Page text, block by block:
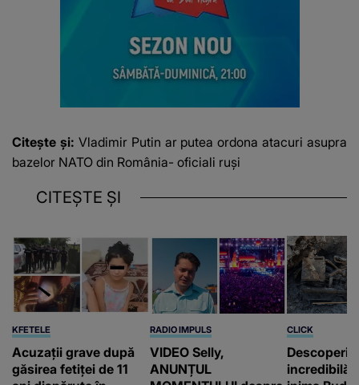
Citește și: Vladimir Putin ar putea ordona atacuri asupra
bazelor NATO din România- oficiali ruși
CITEȘTE ȘI
KFETELE
Acuzații grave după
găsirea fetiței de 11
RADIO IMPULS
VIDEO Selly,
ANUNȚUL
CLICK
incredibilă